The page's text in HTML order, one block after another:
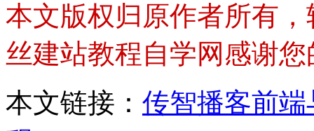
本文版权归原作者所有
丝建站教程自学网感谢
本文链接： 传智播客前